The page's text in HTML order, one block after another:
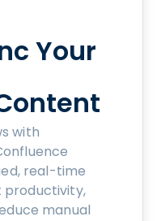
Your
with
real-time
productivity,
manual